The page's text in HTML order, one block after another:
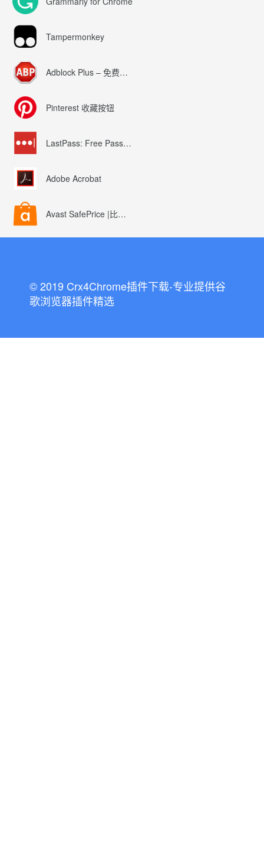
Tampermonkey
Adblock Plus – 免费的广告拦截器
Pinterest 收藏按钮
LastPass: Free Password Manager
Adobe Acrobat
Avast SafePrice |比较、交易、优惠券
© 2019 Crx4Chrome插件下载-专业提供谷
歌浏览器插件精选